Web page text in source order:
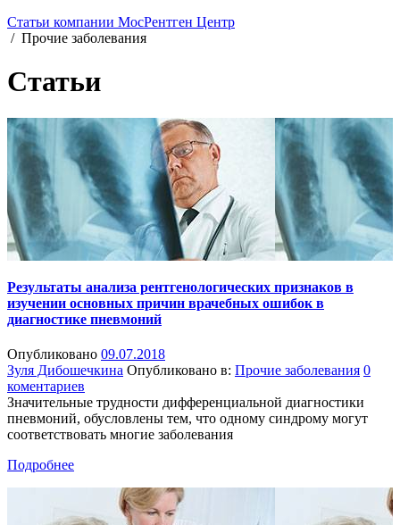
Статьи компании МосРентген Центр
/ Прочие заболевания
Статьи
Результаты анализа рентгенологических признаков в
изучении основных причин врачебных ошибок в
диагностике пневмоний
Опубликовано 09.07.2018
Зуля Дибошечкина Опубликовано в: Прочие заболевания 0
коментариев
Значительные трудности дифференциальной диагностики
пневмоний, обусловлены тем, что одному синдрому могут
соответствовать многие заболевания
Подробнее